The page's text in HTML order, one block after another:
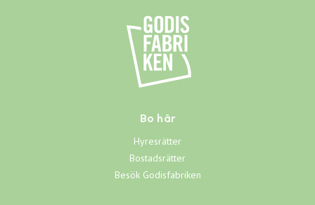
Bo här
Hyresrätter
Bostadsrätter
Besök Godisfabriken